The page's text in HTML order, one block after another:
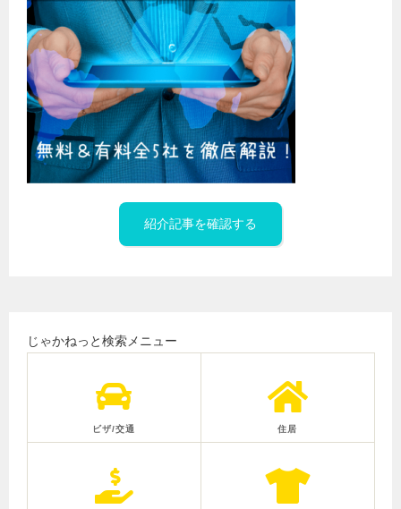
紹介記事を確認する
じゃかねっと検索メニュー
ビザ/交通 住居